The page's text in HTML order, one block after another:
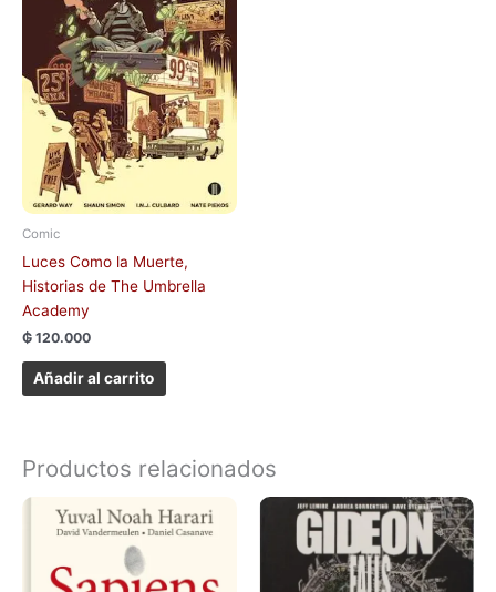
Comic
Luces Como la Muerte,
Historias de The Umbrella
Academy
₲ 120.000
Añadir al carrito
Productos relacionados
Este
tiene